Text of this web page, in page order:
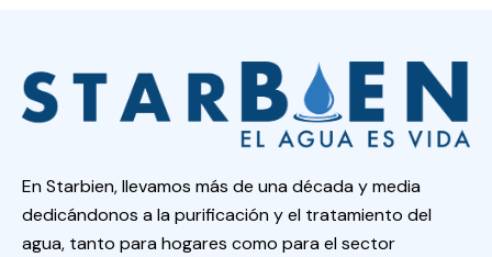
En Starbien, llevamos más de una década y media
dedicándonos a la purificación y el tratamiento del
agua, tanto para hogares como para el sector